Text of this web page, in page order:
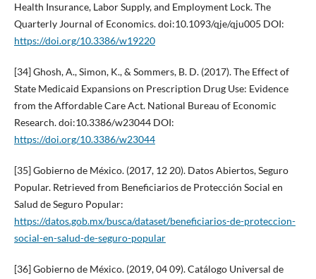
Health Insurance, Labor Supply, and Employment Lock. The
Quarterly Journal of Economics. doi:10.1093/qje/qju005 DOI:
https://doi.org/10.3386/w19220
[34] Ghosh, A., Simon, K., & Sommers, B. D. (2017). The Effect of
State Medicaid Expansions on Prescription Drug Use: Evidence
from the Affordable Care Act. National Bureau of Economic
Research. doi:10.3386/w23044 DOI:
https://doi.org/10.3386/w23044
[35] Gobierno de México. (2017, 12 20). Datos Abiertos, Seguro
Popular. Retrieved from Beneficiarios de Protección Social en
Salud de Seguro Popular:
https://datos.gob.mx/busca/dataset/beneficiarios-de-proteccion-
social-en-salud-de-seguro-popular
[36] Gobierno de México. (2019, 04 09). Catálogo Universal de